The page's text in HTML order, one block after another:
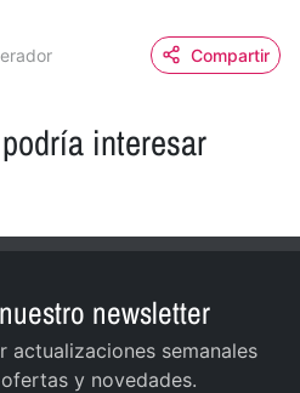
Compartir
interesar
newsletter
actualizaciones semanales
y novedades.